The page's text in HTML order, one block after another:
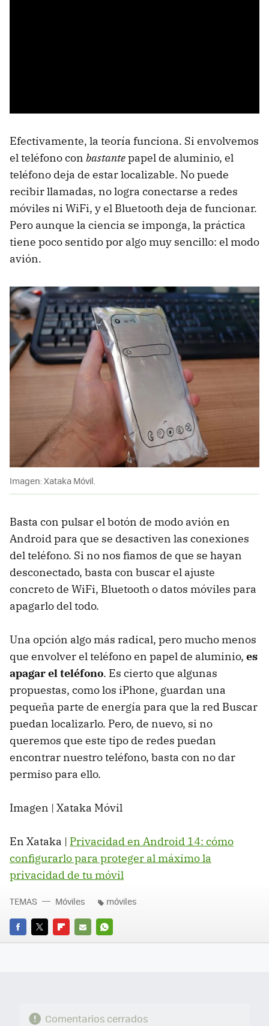
Efectivamente, la teoría funciona. Si envolvemos
el teléfono con bastantepapel de aluminio, el
teléfono deja de estar localizable. No puede
recibir llamadas, no logra conectarse a redes
móviles ni WiFi, y el Bluetooth deja de funcionar.
Pero aunque la ciencia se imponga, la práctica
tiene poco sentido por algo muy sencillo: el modo
avión.
Imagen: Xataka Móvil.
Basta con pulsar el botón de modo avión en
Android para que se desactiven las conexiones
del teléfono. Si no nos fiamos de que se hayan
desconectado, basta con buscar el ajuste
concreto de WiFi, Bluetooth o datos móviles para
apagarlo del todo.
Una opción algo más radical, pero mucho menos
que envolver el teléfono en papel de aluminio, es
apagar el teléfono. Es cierto que algunas
propuestas, como los iPhone, guardan una
pequeña parte de energía para que la red Buscar
puedan localizarlo. Pero, de nuevo, si no
queremos que este tipo de redes puedan
encontrar nuestro teléfono, basta con no dar
permiso para ello.
Imagen | Xataka Móvil
En Xataka | Privacidad en Android 14: cómo
configurarlo para proteger al máximo la
privacidad de tu móvil
FACEBOOK
TWITTERFLIPBOARD
E-
WHATSAPP
TEMAS Móviles móviles
Comentarios cerrados